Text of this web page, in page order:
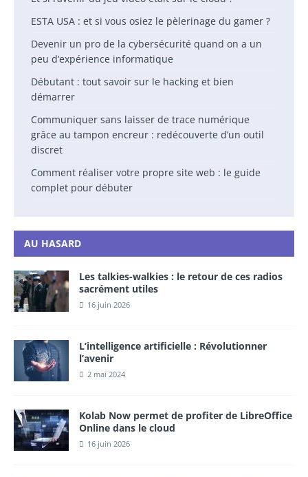
ESTA USA : et si vous osiez le pèlerinage du gamer ?
Devenir un pro de la cybersécurité quand on a un
peu d’expérience informatique
Débutant : tout savoir sur le hacking et bien
démarrer
Communiquer sans laisser de trace numérique
grâce au tampon encreur : redécouverte d’un outil
discret
Comment réaliser votre propre site web : le guide
complet pour débuter
AU HASARD
Les talkies-walkies : le retour de ces radios
sacrément utiles
16 juin 2026
L’intelligence artificielle : Révolutionner
l’avenir
2 mai 2024
Kolab Now permet de profiter de LibreOffice
Online dans le cloud
16 juin 2026